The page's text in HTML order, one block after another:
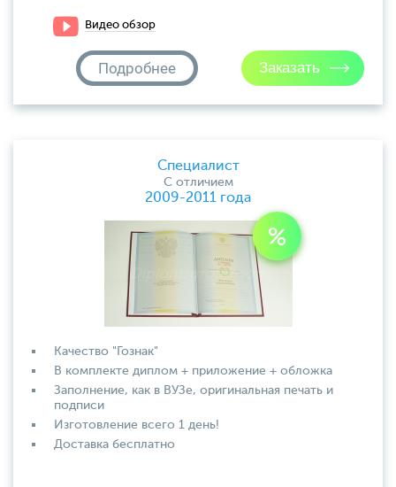
Видео обзор
Подробнее
Специалист
С отличием
2009-2011 года
Качество "Гознак"
В комплекте диплом + приложение + обложка
Заполнение, как в ВУЗе, оригинальная печать и
подписи
Изготовление всего 1 день!
Доставка бесплатно